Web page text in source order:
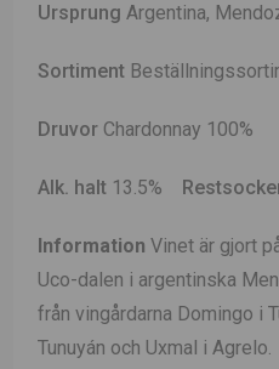
Ursprung Argentina,
Sortiment
Druvor Chardonnay 100%
Alk. halt 13.5%
InformationVinet är gjort
Uco-dalen i argentinska
från vingårdarna Domingo i
Tunuyán och Uxmal i Agrelo.